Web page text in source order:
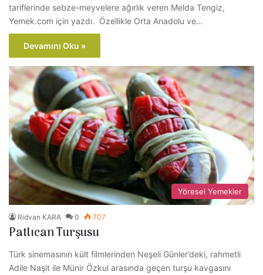
tariflerinde sebze-meyvelere ağırlık veren Melda Tengiz,
Yemek.com için yazdı. Özellikle Orta Anadolu ve…
Devamını Oku »
Yöresel Yemekler
Ridvan KARA 0 707
Patlıcan Turşusu
Türk sinemasının kült filmlerinden Neşeli Günler’deki, rahmetli
Adile Naşit ile Münir Özkul arasında geçen turşu kavgasını